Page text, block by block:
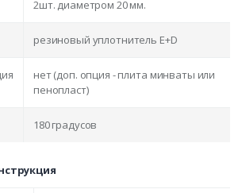
2шт. диаметром 20 мм.
резиновый уплотнитель E+D
нет (доп. опция - плита минваты или
пенопласт)
180 градусов